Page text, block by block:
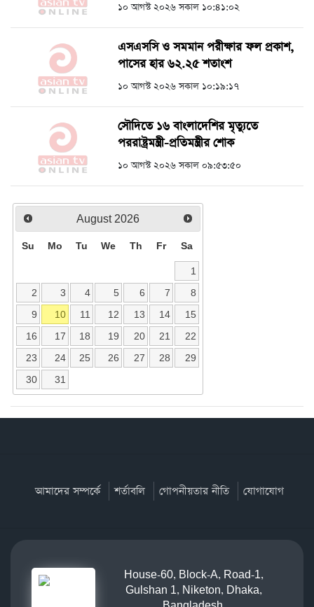
১০ আগস্ট ২০২৬ সকাল ১০:৪১:০২
এসএসসি ও সমমান পরীক্ষার ফল প্রকাশ,
পাসের হার ৬২.২৫ শতাংশ
১০ আগস্ট ২০২৬ সকাল ১০:১৯:১৭
সৌদিতে ১৬ বাংলাদেশির মৃত্যুতে
পররাষ্ট্রমন্ত্রী-প্রতিমন্ত্রীর শোক
১০ আগস্ট ২০২৬ সকাল ০৯:৫৩:৫০
August 2026
Su Mo Tu We Th Fr Sa
1
2
3 4 5 6 7
8
9
10 11 12 13 14
15
16
17 18 19 20 21
22
23
24 25 26 27 28
29
30
31
আমাদের সম্পর্কে শর্তাবলি গোপনীয়তার নীতি যোগাযোগ
House-60, Block-A, Road-1,
Gulshan 1, Niketon, Dhaka,